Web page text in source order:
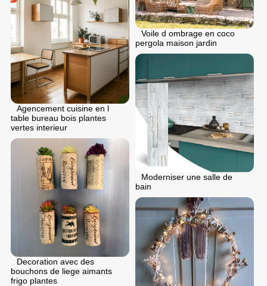
Voile d ombrage en coco
pergola maison jardin
Agencement cuisine en l
table bureau bois plantes
vertes interieur
Moderniser une salle de
bain
Decoration avec des
bouchons de liege aimants
frigo plantes